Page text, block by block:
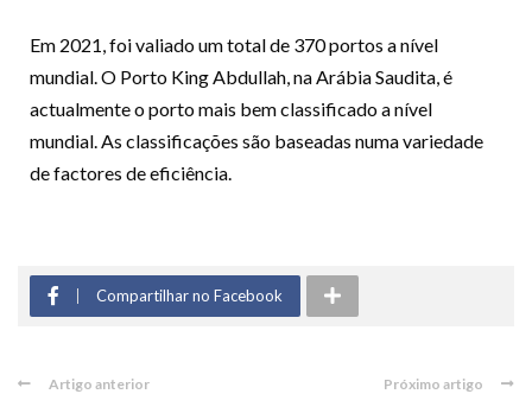
Em 2021, foi valiado um total de 370 portos a nível
mundial. O Porto King Abdullah, na Arábia Saudita, é
actualmente o porto mais bem classificado a nível
mundial. As classificações são baseadas numa variedade
de factores de eficiência.
Compartilhar no Facebook
Artigo anterior Próximo artigo